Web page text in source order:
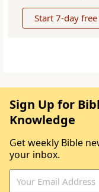
Start 7-day
Sign Up for
Knowledge
Get weekly Bible
your inbox.